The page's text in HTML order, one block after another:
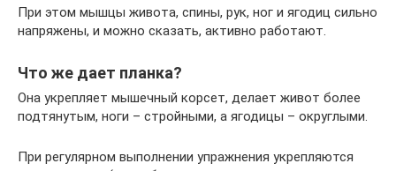
При этом мышцы живота, спины, рук, ног и ягодиц сильно
напряжены, и можно сказать, активно работают.
Что же дает планка?
Она укрепляет мышечный корсет, делает живот более
подтянутым, ноги – стройными, а ягодицы – округлыми.
При регулярном выполнении упражнения укрепляются